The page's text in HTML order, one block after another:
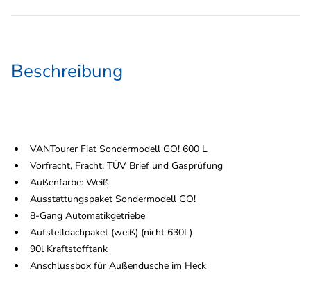
Beschreibung
VANTourer Fiat Sondermodell GO! 600 L
Vorfracht, Fracht, TÜV Brief und Gasprüfung
Außenfarbe: Weiß
Ausstattungspaket Sondermodell GO!
8-Gang Automatikgetriebe
Aufstelldachpaket (weiß) (nicht 630L)
90l Kraftstofftank
Anschlussbox für Außendusche im Heck